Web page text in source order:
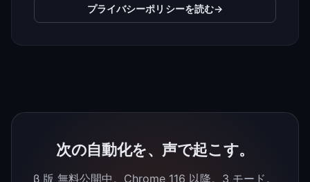
プライバシーポリシーを読む→
次の自動化を、声で起こす。
β 版 無料公開中。Chrome 116 以降。3 モード。